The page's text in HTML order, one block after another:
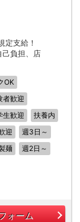
定支給！
負担、店
OK
者歓迎
生歓迎
扶養内
迎
週3日～
麺 週2日～
ォーム